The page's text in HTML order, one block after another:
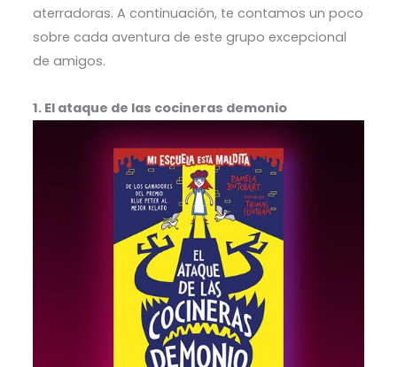
aterradoras. A continuación, te contamos un poco
sobre cada aventura de este grupo excepcional
de amigos.
1. El ataque de las cocineras demonio